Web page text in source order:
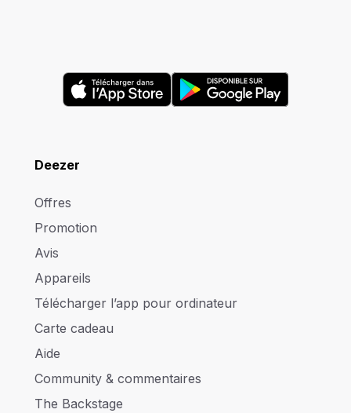
Deezer
Offres
Promotion
Avis
Appareils
Télécharger l’app pour ordinateur
Carte cadeau
Aide
Community & commentaires
The Backstage